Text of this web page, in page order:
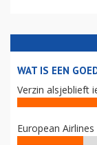
WAT IS EEN
Verzin alsjeblieft
European Airlines